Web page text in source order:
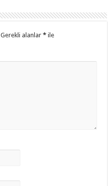
Gerekli alanlar* ile